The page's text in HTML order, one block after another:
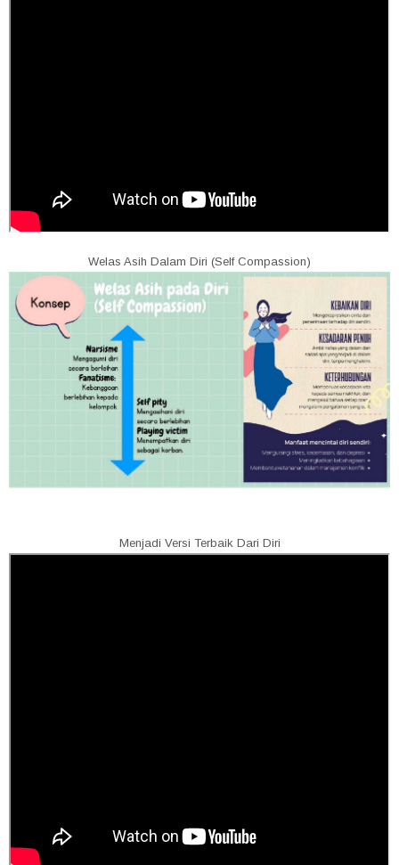
Welas Asih Dalam Diri (Self Compassion)
Menjadi Versi Terbaik Dari Diri